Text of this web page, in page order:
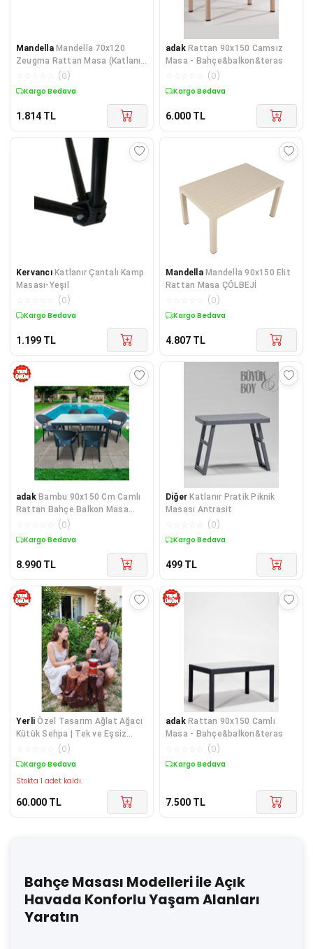
Mandella Mandella 70x120
Zeugma Rattan Masa (Katlanır
Metal Ayak) Kahveren
(0)
Kargo Bedava
1.814 TL
adak Rattan 90x150 Camsız
Masa - Bahçe&balkon&teras
(0)
Kargo Bedava
6.000 TL
Kervancı Katlanır Çantalı Kamp
Masası-Yeşil
(0)
Kargo Bedava
1.199 TL
Mandella Mandella 90x150 Elit
Rattan Masa ÇÖLBEJİ
(0)
Kargo Bedava
4.807 TL
adak Bambu 90x150 Cm Camlı
Rattan Bahçe Balkon Masa
(0)
Kargo Bedava
8.990 TL
Diğer Katlanır Pratik Piknik
Masası Antrasit
(0)
Kargo Bedava
499 TL
Yerli Özel Tasarım Ağlat Ağacı
Kütük Sehpa | Tek ve Eşsiz
(0)
Kargo Bedava
Stokta 1 adet kaldı.
60.000 TL
adak Rattan 90x150 Camlı
Masa - Bahçe&balkon&teras
(0)
Kargo Bedava
7.500 TL
Bahçe Masası Modelleri ile Açık
Havada Konforlu Yaşam Alanları
Yaratın